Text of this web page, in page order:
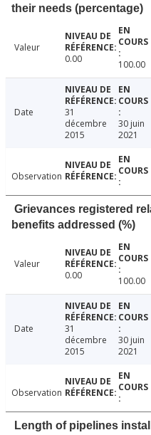
their needs (percentage)
Valeur
0.00
100.00
Date
31
décembre
2015
30 juin
2021
Observation
Grievances registered
benefits addressed (%)
Valeur
0.00
100.00
Date
31
décembre
2015
30 juin
2021
Observation
Length of pipelines